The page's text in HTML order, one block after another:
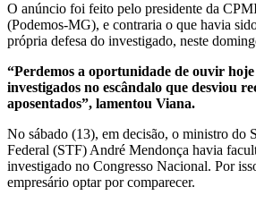
O anúncio foi feito pelo presidente da
(Podemos-MG), e contraria o que havia
própria defesa do investigado, neste
“Perdemos a oportunidade de ouvir
investigados no escândalo que desviou
aposentados”, lamentou Viana.
No sábado (13), em decisão, o ministro do
Federal (STF) André Mendonça havia
investigado no Congresso Nacional. Por
empresário optar por comparecer.